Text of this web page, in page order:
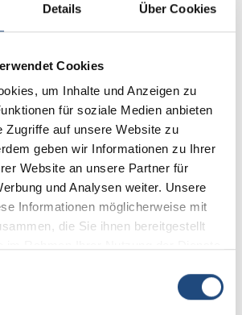
Details Über Cookies
Cookies
um Inhalte und Anzeigen zu
für soziale Medien anbieten
Zugriffe auf unsere Website zu
geben wir Informationen zu Ihrer
Website an unsere Partner für
und Analysen weiter. Unsere
Informationen möglicherweise mit
die Sie ihnen bereitgestellt